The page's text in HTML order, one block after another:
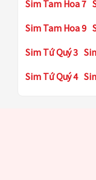
Sim Tam Hoa 7
Sim Tam Hoa 9
Sim Tứ Quý 3
Sim Tứ Quý 4